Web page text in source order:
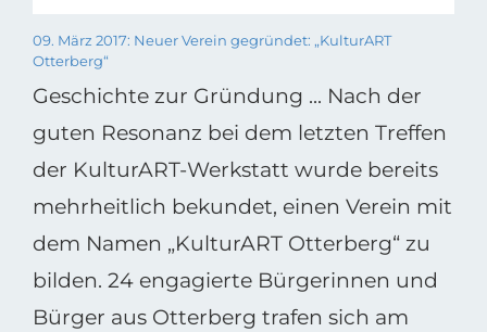
09. März 2017: Neuer Verein gegründet: „KulturART
Otterberg“
Geschichte zur Gründung ... Nach der
guten Resonanz bei dem letzten Treffen
der KulturART-Werkstatt wurde bereits
mehrheitlich bekundet, einen Verein mit
dem Namen „KulturART Otterberg“ zu
bilden. 24 engagierte Bürgerinnen und
Bürger aus Otterberg trafen sich am